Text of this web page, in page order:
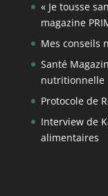
« Je tousse
magazine
Mes conseils
Santé
nutritionnelle
Protocole de
Interview de
alimentaires